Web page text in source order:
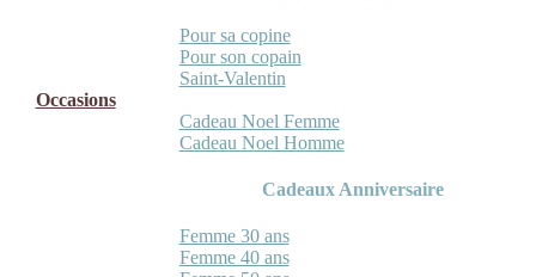
Pour sa copine
Pour son copain
Saint-Valentin
Occasions
Cadeau Noel Femme
Cadeau Noel Homme
Cadeaux Anniversaire
Femme 30 ans
Femme 40 ans